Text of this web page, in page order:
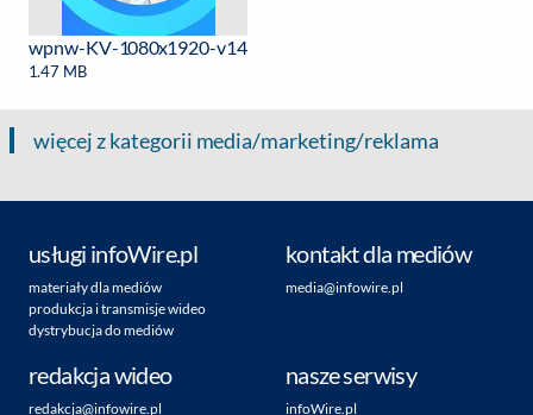
wpnw-KV-1080x1920-v14
1.47 MB
więcej z kategorii media/marketing/reklama
usługi infoWire.pl
materiały dla mediów
produkcja i transmisje wideo
dystrybucja do mediów
kontakt dla mediów
media@infowire.pl
redakcja wideo
redakcja@infowire.pl
nasze serwisy
infoWire.pl